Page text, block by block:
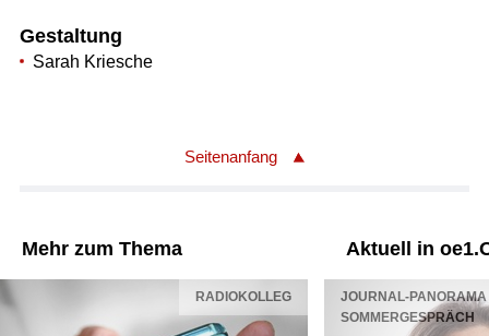
Gestaltung
Sarah Kriesche
Seitenanfang
Mehr zum Thema
RADIOKOLLEG
Aktuell in
JOURNAL-PANORAMA
SOMMERGESPRÄCH